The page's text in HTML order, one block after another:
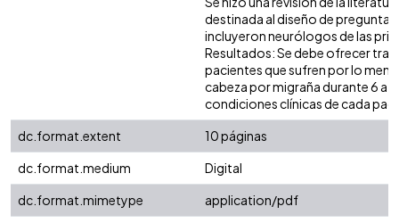
destinada al diseño de preguntas
incluyeron neurólogos de las
Resultados: Se debe ofrecer
pacientes que sufren por lo
cabeza por migraña durante 6 a
condiciones clínicas de cada
dc.format.extent
10 páginas
dc.format.medium
Digital
dc.format.mimetype
application/pdf